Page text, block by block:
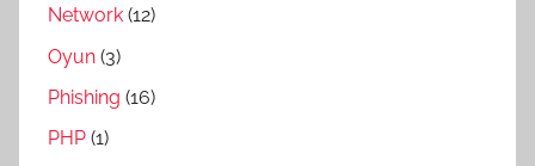
Network (12)
Oyun (3)
Phishing (16)
PHP (1)